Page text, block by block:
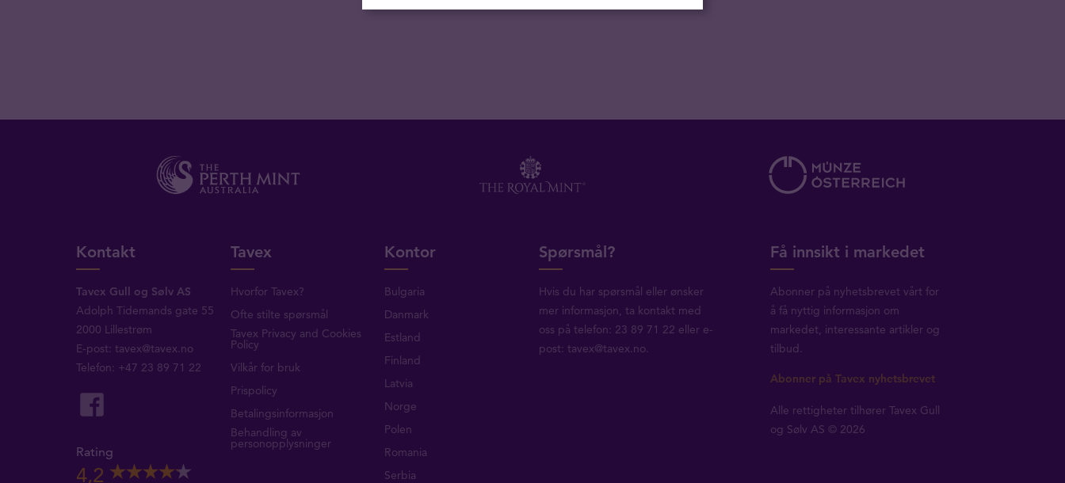
Kontakt
Tavex Gull og Sølv AS
Adolph Tidemands gate 55
2000 Lillestrøm
E-post:tavex@tavex.no
Telefon: +47 23 89 71 22
Rating
4,2
Tavex
Hvorfor Tavex?
Ofte stilte spørsmål
Tavex Privacy and Cookies
Policy
Vilkår for bruk
Prispolicy
Betalingsinformasjon
Behandling av
personopplysninger
Kontor
Bulgaria
Danmark
Estland
Finland
Latvia
Norge
Polen
Romania
Serbia
Spørsmål?
Hvis du har spørsmål eller ønsker
mer informasjon, ta kontakt med
oss på telefon: 23 89 71 22 eller e-
post: tavex@tavex.no.
Få innsikt i markedet
Abonner på nyhetsbrevet vårt for
å få nyttig informasjon om
markedet, interessante artikler og
tilbud.
Abonner på Tavex nyhetsbrevet
Alle rettigheter tilhører Tavex Gull
og Sølv AS © 2026